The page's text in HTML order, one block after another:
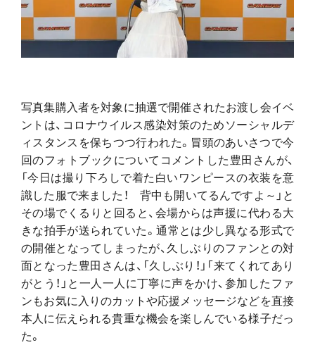
写真集購入者を対象に抽選で開催されたお渡し会イベ
ントは、コロナウイルス感染対策のためソーシャルデ
ィスタンスを保ちつつ行われた。冒頭のあいさつで今
回のフォトブックについてコメントした豊田さんが、
「今日は撮り下ろしで着た白いワンピースの衣装を意
識した服で来ました！ 背中も開いてるんですよ～」と
その場でくるりと回ると、会場からは声援に代わる大
きな拍手が送られていた。通常とは少し異なる形式で
の開催となってしまったが、久しぶりのファンとの対
面となった豊田さんは、「久しぶり！」「来てくれてあり
がとう！」と一人一人に丁寧に声をかけ、参加したファ
ンもお気に入りのカットや応援メッセージなどを直接
本人に伝えられる貴重な機会を楽しんでいる様子だっ
た。